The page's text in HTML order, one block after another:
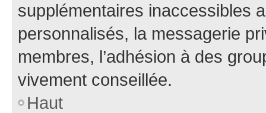
supplémentaires inaccessibles
personnalisés, la messagerie
membres, l’adhésion à des
vivement conseillée.
Haut